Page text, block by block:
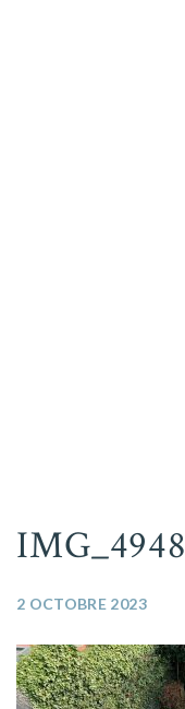
IMG_4948
2 OCTOBRE 2023